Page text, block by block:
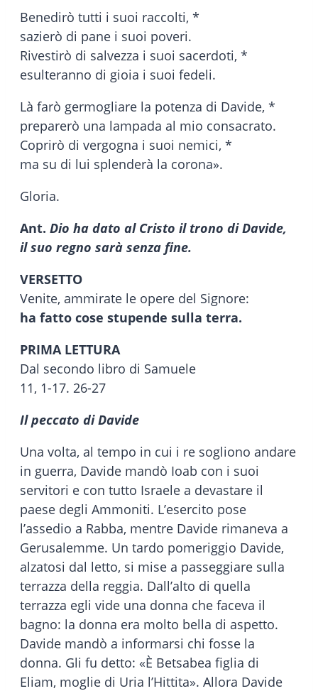
Benedirò tutti i suoi raccolti, *
sazierò di pane i suoi poveri.
Rivestirò di salvezza i suoi sacerdoti, *
esulteranno di gioia i suoi fedeli.
Là farò germogliare la potenza di Davide, *
preparerò una lampada al mio consacrato.
Coprirò di vergogna i suoi nemici, *
ma su di lui splenderà la corona».
Gloria.
Ant. Dio ha dato al Cristo il trono di Davide,
il suo regno sarà senza fine.
VERSETTO
Venite, ammirate le opere del Signore:
ha fatto cose stupende sulla terra.
PRIMA LETTURA
Dal secondo libro di Samuele
11, 1-17. 26-27
Il peccato di Davide
Una volta, al tempo in cui i re sogliono andare
in guerra, Davide mandò Ioab con i suoi
servitori e con tutto Israele a devastare il
paese degli Ammoniti. L’esercito pose
l’assedio a Rabba, mentre Davide rimaneva a
Gerusalemme. Un tardo pomeriggio Davide,
alzatosi dal letto, si mise a passeggiare sulla
terrazza della reggia. Dall’alto di quella
terrazza egli vide una donna che faceva il
bagno: la donna era molto bella di aspetto.
Davide mandò a informarsi chi fosse la
donna. Gli fu detto: «È Betsabea figlia di
Eliam, moglie di Uria l’Hittita». Allora Davide